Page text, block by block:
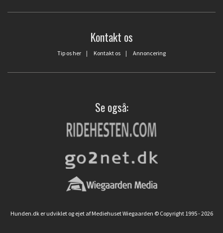
Kontakt os
Tip os her | Kontakt os | Annoncering
Se også:
Hunden.dk er udviklet og ejet af Mediehuset Wiegaarden © Copyright 1995 - 2026